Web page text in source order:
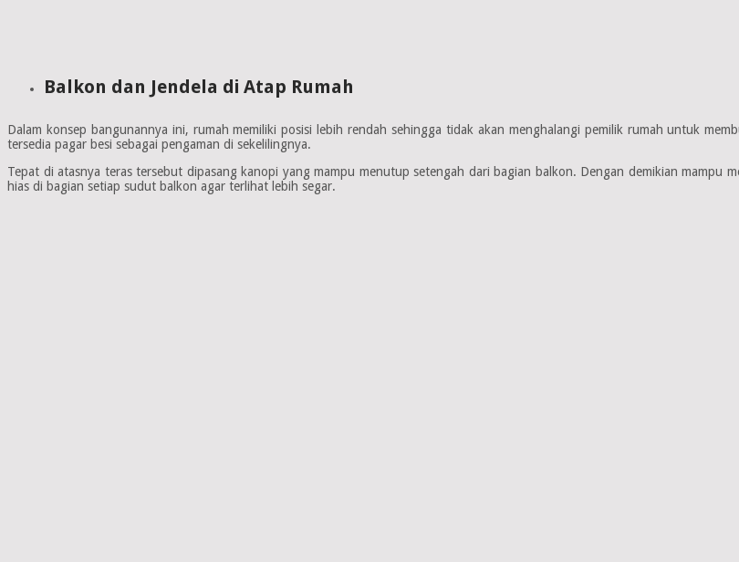
Balkon dan Jendela di Atap Rumah
Dalam konsep bangunannya ini, rumah memiliki posisi lebih rendah sehingga tidak akan menghalangi pemilik rumah untuk
tersedia pagar besi sebagai pengaman di sekelilingnya.
Tepat di atasnya teras tersebut dipasang kanopi yang mampu menutup setengah dari bagian balkon. Dengan demikian mampu
hias di bagian setiap sudut balkon agar terlihat lebih segar.